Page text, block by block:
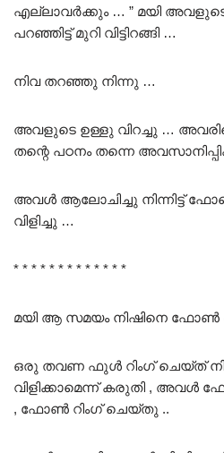
എല്ലാവർക്കും … ” മയി
പറഞ്ഞിട്ട് മുറി വിട്ടിറങ്ങി …
നിവ തറഞ്ഞു നിന്നു …
അവളുടെ ഉള്ളു വിറച്ചു …
തന്റെ പഠനം തന്നെ
അവൾ ആലോചിച്ചു നിന്നിട്ട്
വിളിച്ചു …
* * * * * * * * * * * * *
മയി ആ സമയം നിഷിനെ
ഒരു തവണ ഫുൾ റിംഗ് ചെയ്ത്
വിളിക്കാമെന്ന് കരുതി , അവൾ
, ഫോൺ റിംഗ് ചെയ്തു ..